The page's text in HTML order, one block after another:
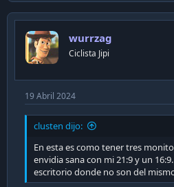
Cuento corto, hoy me llegó el
pequeño unboxing.
por 2 monitores:
monitor
- Samsung (no recuerdo el
wurrzag
Ciclista Jipi
19 Abril 2024
clusten dijo:
En esta es como tener tres
envidia sana con mi 21:9 y un
escritorio donde no son del